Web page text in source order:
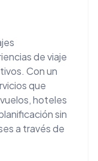
de viaje
Con un
que
hoteles
sin
a través de